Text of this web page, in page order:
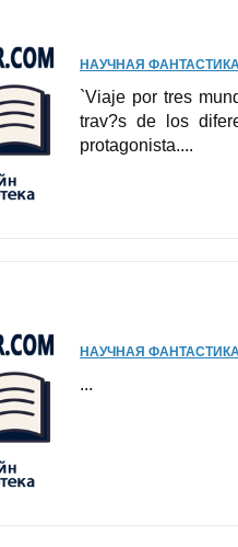
НАУЧНАЯ
`Viaje por tres
trav?s de los
protagonista....
НАУЧНАЯ
...